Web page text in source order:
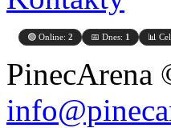
🟢 Online: 2 📅 Dnes: 1 📊
PinecArena